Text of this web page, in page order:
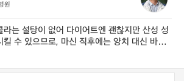
원
킬 수 있으므로, 마신 직후에는 양치 대신 바로
분 뒤 ...